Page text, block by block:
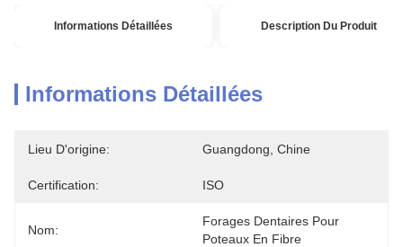
Informations Détaillées Description Du Produit
Informations Détaillées
Lieu D'origine: Guangdong, Chine
Certification: ISO
Nom:
Forages Dentaires Pour
Poteaux En Fibre